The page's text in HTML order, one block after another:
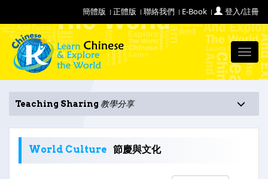
簡體版 正體版 聯絡我們 E-Book 登入/註冊
Teaching Sharing 教學分享
World Culture 節慶與文化